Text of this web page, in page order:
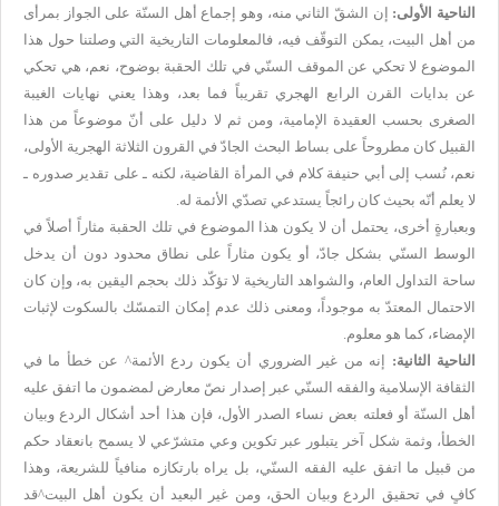
الناحية الأولى: إن الشقّ الثاني منه، وهو إجماع أهل السنّة على الجواز بمرأى
من أهل البيت، يمكن التوقّف فيه، فالمعلومات التاريخية التي وصلتنا حول هذا
الموضوع لا تحكي عن الموقف السنّي في تلك الحقبة بوضوح، نعم، هي تحكي
عن بدايات القرن الرابع الهجري تقريباً فما بعد، وهذا يعني نهايات الغيبة
الصغرى بحسب العقيدة الإمامية، ومن ثم لا دليل على أنّ موضوعاً من هذا
القبيل كان مطروحاً على بساط البحث الجادّ في القرون الثلاثة الهجرية الأولى،
نعم، نُسب إلى أبي حنيفة كلام في المرأة القاضية، لكنه ـ على تقدير صدوره ـ
لا يعلم أنّه بحيث كان رائجاً يستدعي تصدّي الأئمة له.
وبعبارةٍ أخرى، يحتمل أن لا يكون هذا الموضوع في تلك الحقبة مثاراً أصلاً في
الوسط السنّي بشكل جادّ، أو يكون مثاراً على نطاق محدود دون أن يدخل
ساحة التداول العام، والشواهد التاريخية لا تؤكّد ذلك بحجم اليقين به، وإن كان
الاحتمال المعتدّ به موجوداً، ومعنى ذلك عدم إمكان التمسّك بالسكوت لإثبات
الإمضاء، كما هو معلوم.
الناحية الثانية: إنه من غير الضروري أن يكون ردع الأئمة^ عن خطأ ما في
الثقافة الإسلامية والفقه السنّي عبر إصدار نصّ معارض لمضمون ما اتفق عليه
أهل السنّة أو فعلته بعض نساء الصدر الأول، فإن هذا أحد أشكال الردع وبيان
الخطأ، وثمة شكل آخر يتبلور عبر تكوين وعي متشرّعي لا يسمح بانعقاد حكم
من قبيل ما اتفق عليه الفقه السنّي، بل يراه بارتكازه منافياً للشريعة، وهذا
كافٍ في تحقيق الردع وبيان الحق، ومن غير البعيد أن يكون أهل البيت^قد